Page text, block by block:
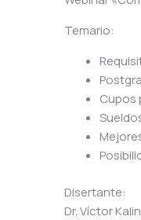
Temario:
Cupos
Disertante:
Dr. Víctor